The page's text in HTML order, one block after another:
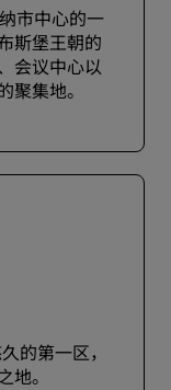
市中心的一
斯堡王朝的
会议中心以
集地。
的第一区，
。